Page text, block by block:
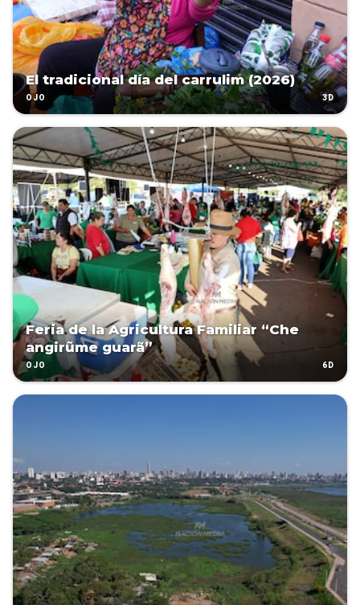
El tradicional día del carrulim (2026)
OJO 3D
Feria de la Agricultura Familiar “Che
angirũme guarã”
OJO 6D